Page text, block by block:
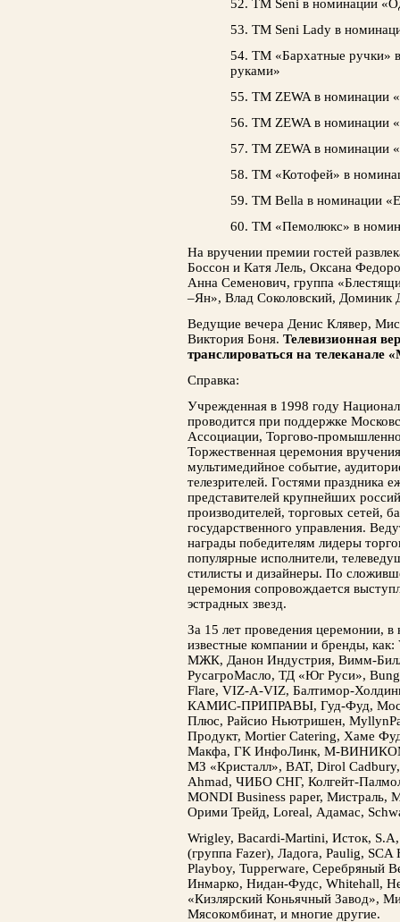
52. ТМ Seni в номинации
53. ТМ Seni Lady в
54. ТМ «Бархатные ручки»
руками»
55. ТМ ZEWA в номинации
56. ТМ ZEWA в номинации
57. ТМ ZEWA в номинации
58. ТМ «Котофей» в
59. ТМ Bella в номинации
60. ТМ «Пемолюкс» в
На вручении премии гостей
Боссон и Катя Лель, Оксана
Анна Семенович, группа
–Ян», Влад Соколовский, Доминик
Ведущие вечера Денис Клявер,
Виктория Боня. Телевизионная
транслироваться на телеканале
Справка:
Учрежденная в 1998 году
проводится при поддержке
Ассоциации, Торгово-
Торжественная церемония
мультимедийное событие,
телезрителей. Гостями праздника
представителей крупнейших
производителей, торговых сетей,
государственного управления.
награды победителям лидеры
популярные исполнители,
стилисты и дизайнеры. По
церемония сопровождается
эстрадных звезд.
За 15 лет проведения церемонии, в
известные компании и бренды,
МЖК, Данон Индустрия, Вимм-
РусагроМасло, ТД «Юг Руси»,
Flare, VIZ-A-VIZ, Балтимор-
КАМИС-ПРИПРАВЫ, Гуд-Фуд,
Плюс, Райсио Ньютришен,
Продукт, Mortier Catering, Хаме
Макфа, ГК ИнфоЛинк, М-ВИНИКОМ,
МЗ «Кристалл», BAT, Dirol
Ahmad, ЧИБО СНГ, Колгейт-
MONDI Business paper,
Орими Трейд, Loreal, Адамас,
Wrigleу, Bacardi-Martini, Исток,
(группа Fazer), Ладога, Paulig,
Playboy, Tupperware, Серебряный
Инмарко, Нидан-Фудс, Whitehall,
«Кизлярский Коньячный Завод»,
Мясокомбинат, и многие другие.